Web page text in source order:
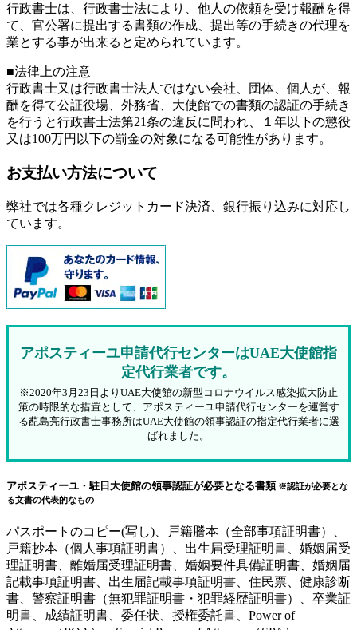
行政書士は、行政書士法により、他人の依頼を受け報酬を得
て、官公署に提出する書類の作成、提出等の手続きの代理を
業とする事が出来ると定められています。
■法律上の注意
行政書士又は行政書士法人ではない会社、団体、個人が、報
酬を得て公証役場、外務省、大使館での書類の認証の手続き
を行うと行政書士法第21条の違反に問われ、
１年以下の懲役
又は100万円以下の罰金の対象になる可能性があります。
お支払い方法について
弊社では各種クレジットカード決済、銀行振り込みに対応し
ています。
アポスティーユ申請代行センターはUAE大使館指
定代行業者です。
※2020年3月23日よりUAE大使館の新型コロナウイルス感染拡大防止
策の時限的な措置として、アポスティーユ申請代行センターを運営す
る蓜島亮行政書士事務所はUAE大使館の領事認証の指定代行業者に選
ばれました。
アポスティーユ・駐日大使館の領事認証が必要となる書類 ※認証が必要とな
る文書の代表的なもの
パスポートのコピー(写し)、戸籍謄本（全部事項証明書）、
戸籍抄本（個人事項証明書）、出生届受理証明書、婚姻届受
理証明書、離婚届受理証明書、婚姻要件具備証明書、婚姻届
記載事項証明書、出生届記載事項証明書、住民票、健康診断
書、警察証明書（無犯罪証明書・犯罪経歴証明書）、卒業証
明書、成績証明書、委任状、授権委託書、Power of